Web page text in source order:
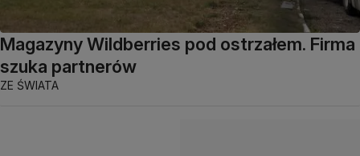
Magazyny Wildberries pod ostrzałem. Firma
szuka partnerów
ZE ŚWIATA